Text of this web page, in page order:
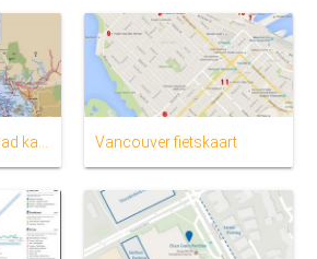
Vancouver island road kaart Vancouver fietskaart